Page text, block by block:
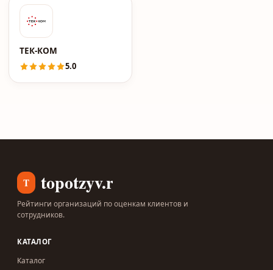
ТЕК-КОМ
5.0
T topotzyv.ru
Рейтинги организаций по оценкам клиентов и
сотрудников.
КАТАЛОГ
Каталог